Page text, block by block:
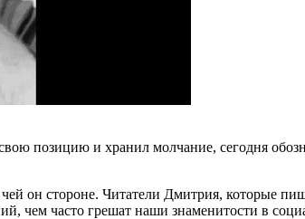
позицию и хранил молчание, сегодня
он стороне. Читатели Дмитрия, которые
чем часто грешат наши знаменитости в